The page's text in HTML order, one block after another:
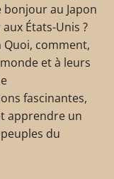
au Japon
États-Unis ?
comment,
et à leurs
fascinantes,
apprendre un
du